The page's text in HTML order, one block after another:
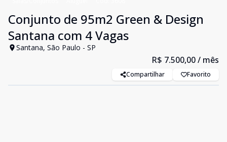
Conjunto de 95m2 Green & Design
Santana com 4 Vagas
Santana, São Paulo - SP
R$ 7.500,00/ mês
Compartilhar Favorito